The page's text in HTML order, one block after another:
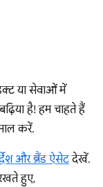
या सेवाओं में
है! हम चाहते हैं
करें.
और ब्रैंड ऐसेटदेखें.
हुए,